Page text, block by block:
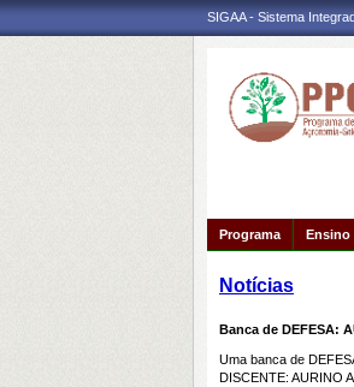
SIGAA - Sistema
Programa Ensino
Notícias
Banca de DEFESA:
Uma banca de
DISCENTE: AURINO